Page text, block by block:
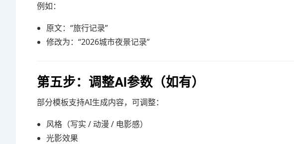
例如：
原文：“旅行记录”
修改为：“2026城市夜景记录”
第五步：调整AI参数（如有）
部分模板支持AI生成内容，可调整：
风格（写实 / 动漫 / 电影感）
光影效果